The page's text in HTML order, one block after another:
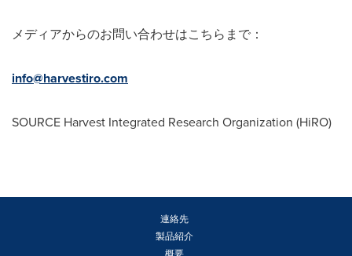
メディアからのお問い合わせはこちらまで：
info@harvestiro.com
SOURCE Harvest Integrated Research Organization (HiRO)
連絡先
製品紹介